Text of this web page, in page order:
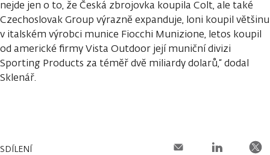
nejde jen o to, že Česká zbrojovka koupila Colt, ale také
Czechoslovak Group výrazně expanduje, loni koupil většinu
v italském výrobci munice Fiocchi Munizione, letos koupil
od americké firmy Vista Outdoor její muniční divizi
Sporting Products za téměř dvě miliardy dolarů,“ dodal
Sklenář.
SDÍLENÍ